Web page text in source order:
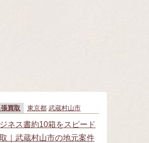
買取 東京都 武蔵村山市
ネス書約10箱をスピード
｜武蔵村山市の地元案件